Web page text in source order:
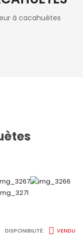
à cacahuètes
DISPONIBILITÉ: VENDU